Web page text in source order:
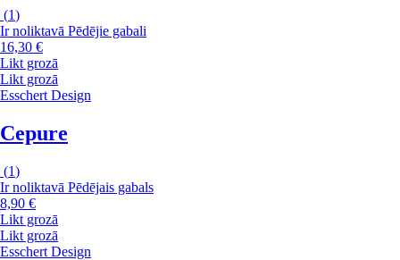
(1)
Ir noliktavā Pēdējie gabali
16,30 €
Likt grozā
Likt grozā
Esschert Design
Cepure
(1)
Ir noliktavā Pēdējais gabals
8,90 €
Likt grozā
Likt grozā
Esschert Design